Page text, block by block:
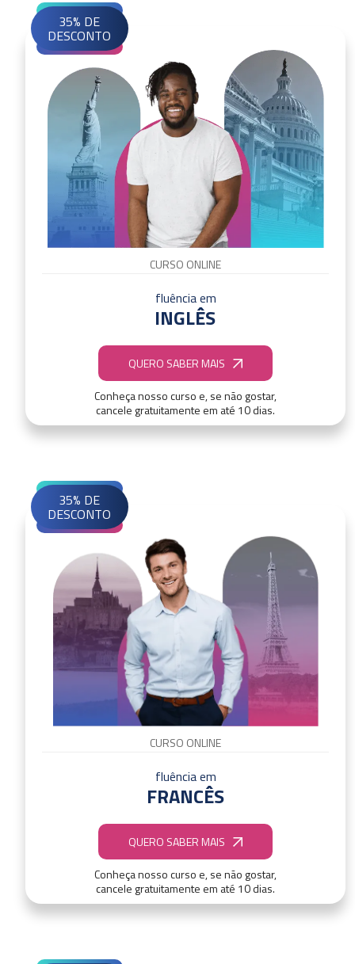
35% DE
DESCONTO
CURSO ONLINE
fluência em
INGLÊS
QUERO SABER MAIS
Conheça nosso curso e, se não gostar,
cancele gratuitamente em até 10 dias.
CURSO ONLINE
fluência em
FRANCÊS
QUERO SABER MAIS
Conheça nosso curso e, se não gostar,
cancele gratuitamente em até 10 dias.
35% DE
DESCONTO